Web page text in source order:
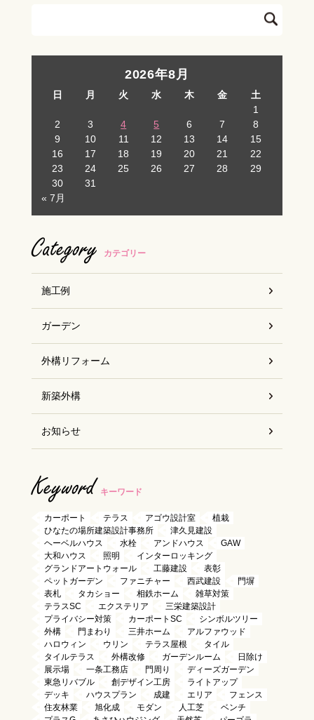
ョート動
よりも安
2026年8月
日 月 火 水 木 金
土
1
2
3 4 5 6 7
8
9
10 11 12 13 14
15
16
17 18 19 20 21
22
23
24 25 26 27 28
29
30
31
« 7月
Category カテゴリー
施工例
ガーデン
外構リフォーム
新築外構
お知らせ
Keyword キーワード
カーポート テラス アゴウ設計室
植栽
ひなたの場所建築設計事務所
津久見建設
ヘーベルハウス
水栓 アンドハウス
GAW
大和ハウス
照明
インターロッキング
グランドアートウォール
工藤建設
表彰
ペットガーデン
ファニチャー 西武建設
門塀
表札
タカショー 相鉄ホーム
雑草対策
テラスSC
エクステリア
三栄建築設計
プライバシー対策
カーポートSC
シンボルツリー
外構
門まわり 三井ホーム
アルファウッド
ハロウィン
ウリン テラス屋根
タイル
タイルテラス
外構改修 ガーデンルーム
日除け
展示場
一条工務店 門周り
ディーズガーデン
東急リバブル
創デザイン工房
ライトアップ
デッキ
ハウスプラン 成建 エリア
フェンス
住友林業
旭化成 モダン 人工芝
ベンチ